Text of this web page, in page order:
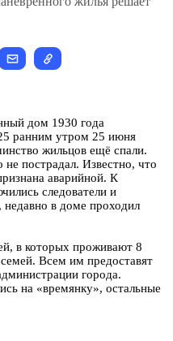
дом 1930 года
ранним утром 25 июня
жильцов ещё спали.
пострадал. Известно, что
аварийной. К
следователи и
в доме проходил
в которых проживают 8
семей. Всем им предоставят
города.
на «времянку», остальные